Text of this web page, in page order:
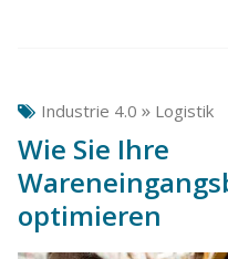
Industrie 4.0 » Logistik
Wie Sie Ihre
optimieren